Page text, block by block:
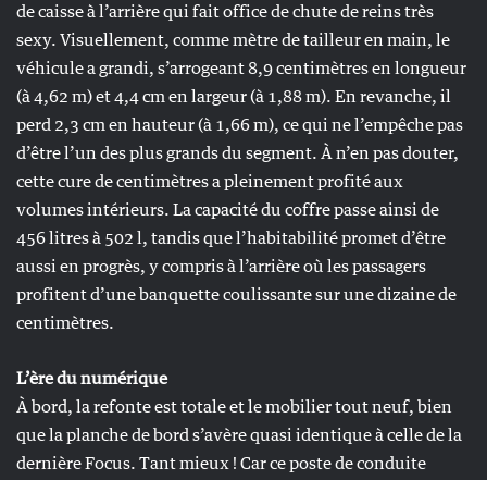
de caisse à l’arrière qui fait office de chute de reins très
sexy. Visuellement, comme mètre de tailleur en main, le
véhicule a grandi, s’arrogeant 8,9 centimètres en longueur
(à 4,62 m) et 4,4 cm en largeur (à 1,88 m). En revanche, il
perd 2,3 cm en hauteur (à 1,66 m), ce qui ne l’empêche pas
d’être l’un des plus grands du segment. À n’en pas douter,
cette cure de centimètres a pleinement profité aux
volumes intérieurs. La capacité du coffre passe ainsi de
456 litres à 502 l, tandis que l’habitabilité promet d’être
aussi en progrès, y compris à l’arrière où les passagers
profitent d’une banquette coulissante sur une dizaine de
centimètres.
L’ère du numérique
À bord, la refonte est totale et le mobilier tout neuf, bien
que la planche de bord s’avère quasi identique à celle de la
dernière Focus. Tant mieux ! Car ce poste de conduite